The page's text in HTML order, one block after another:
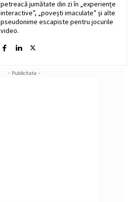
petreacă jumătate din zi în „experiențe
interactive”, „povești imaculate” și alte
pseudonime escapiste pentru jocurile
video.
- Publicitate -